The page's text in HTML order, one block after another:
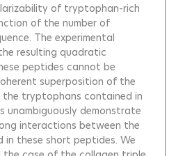
of tryptophan-rich
of the number of
The experimental
resulting quadratic
peptides cannot be
superposition of the
tryptophans contained in
unambiguously demonstrate
interactions between the
these short peptides. We